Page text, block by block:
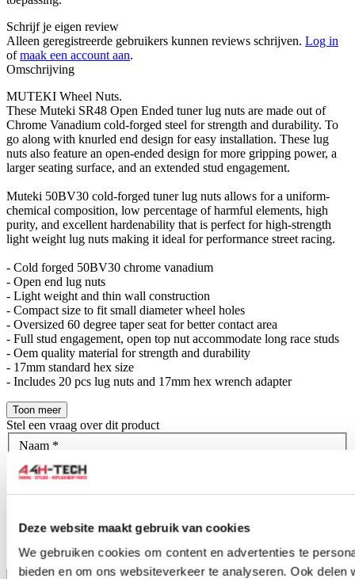
Deze website maakt gebruik van cookies
We gebruiken cookies om content en advertenties te
bieden en om ons websiteverkeer te analyseren. Ook
Schrijf je eigen review
Alleen geregistreerde gebruikers kunnen reviews schrijven. Log in
ofmaak een account aan.
Omschrijving
MUTEKI Wheel Nuts.
These Muteki SR48 Open Ended tuner lug nuts are made out of
Chrome Vanadium cold-forged steel for strength and durability. To
go along with knurled end design for easy installation. These lug
nuts also feature an open-ended design for more gripping power, a
larger seating surface, and an extended stud engagement.
Muteki 50BV30 cold-forged tuner lug nuts allows for a uniform-
chemical composition, low percentage of harmful elements, high
purity, and excellent hardenability that is perfect for high-strength
light weight lug nuts making it ideal for performance street racing.
- Cold forged 50BV30 chrome vanadium
- Open end lug nuts
- Light weight and thin wall construction
- Compact size to fit small diameter wheel holes
- Oversized 60 degree taper seat for better contact area
- Full stud engagement, open top nut accommodate long race studs
- Oem quality material for strength and durability
- 17mm standard hex size
- Includes 20 pcs lug nuts and 17mm hex wrench adapter
Toon meer
Stel een vraag over dit product
Naam *
E-mail*
Bevestig